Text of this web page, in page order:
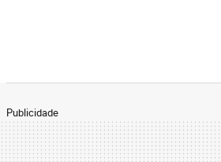
Publicidade